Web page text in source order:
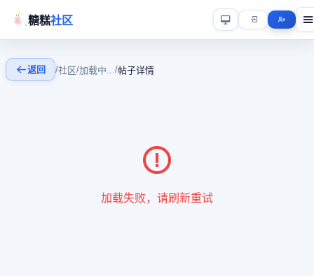
糖糕社区
返回 /社区/加载中.../帖子详情
加载失败，请刷新重试